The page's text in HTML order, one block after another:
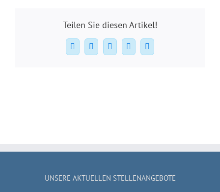
Teilen Sie diesen Artikel!
Facebook
X WhatsAppPinterest
E-
Mail
UNSERE AKTUELLEN STELLENANGEBOTE